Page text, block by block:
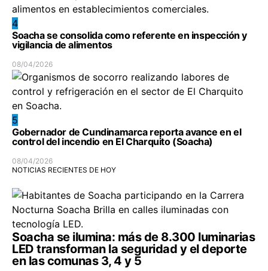
4
Soacha se consolida como referente en inspección y
vigilancia de alimentos
08/04/2026
5
Gobernador de Cundinamarca reporta avance en el
control del incendio en El Charquito (Soacha)
08/04/2026
NOTICIAS RECIENTES DE HOY
Soacha se ilumina: más de 8.300 luminarias
LED transforman la seguridad y el deporte
en las comunas 3, 4 y 5